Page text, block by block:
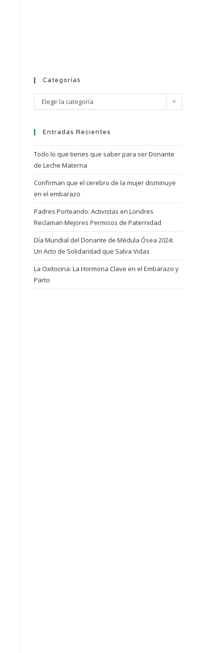
Categorías
Elegir la categoría
Entradas Recientes
Todo lo que tienes que saber para ser Donante
de Leche Materna
Confirman que el cerebro de la mujer disminuye
en el embarazo
Padres Porteando: Activistas en Londres
Reclaman Mejores Permisos de Paternidad
Día Mundial del Donante de Médula Ósea 2024:
Un Acto de Solidaridad que Salva Vidas
La Oxitocina: La Hormona Clave en el Embarazo y
Parto